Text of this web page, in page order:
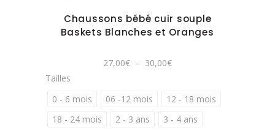
être
choisies
la
du
produit
Chaussons bébé cuir souple
Baskets Blanches et Oranges
27,00€ – 30,00€Plage
à
30,00€
Tailles
0 - 6 mois
06 -12 mois
12 - 18 mois
18 - 24 mois
2 - 3 ans 3 - 4 ans